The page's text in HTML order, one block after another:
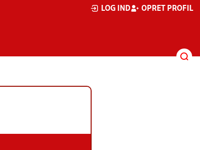
LOG IND OPRET PROFIL